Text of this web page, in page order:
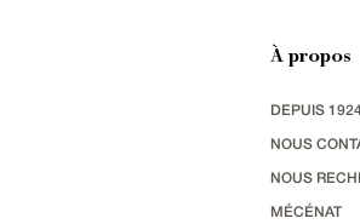
À propos
DEPUIS
NOUS
NOUS
MÉCÉNAT